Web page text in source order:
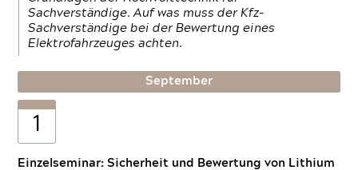
Sachverständige. Auf was muss der Kfz-
Sachverständige bei der Bewertung eines
Elektrofahrzeuges achten.
September
1
Einzelseminar: Sicherheit und Bewertung von Lithium